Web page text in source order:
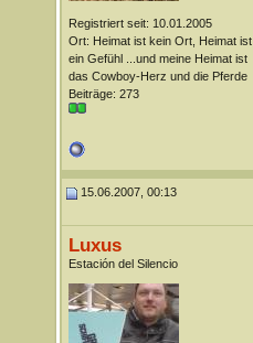
Registriert seit: 10.01.2005
Ort: Heimat ist kein Ort, Heimat ist
ein Gefühl ...und meine Heimat ist
das Cowboy-Herz und die Pferde
Beiträge: 273
15.06.2007, 00:13
Luxus
Estación del Silencio